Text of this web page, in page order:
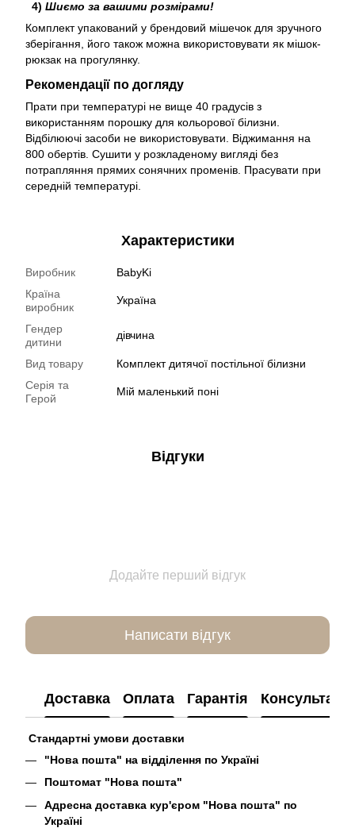
4) Шиємо за вашими розмірами!
Комплект упакований у брендовий мішечок для зручного
зберігання, його також можна використовувати як мішок-
рюкзак на прогулянку.
Рекомендації по догляду
Прати при температурі не вище 40 градусів з
використанням порошку для кольорової білизни.
Відбілюючі засоби не використовувати. Віджимання на
800 обертів. Сушити у розкладеному вигляді без
потрапляння прямих сонячних променів. Прасувати при
середній температурі.
Характеристики
Виробник
BabyKi
Країна
виробник
Україна
Гендер
дитини
дівчина
Вид товару
Комплект дитячої постільної білизни
Серія та
Герой
Мій маленький поні
Відгуки
Додайте перший відгук
Написати відгук
Доставка Оплата Гарантія Консультація
Стандартні умови доставки
"Нова пошта" на відділення по Україні
Поштомат "Нова пошта"
Адресна доставка кур'єром "Нова пошта" по
Україні